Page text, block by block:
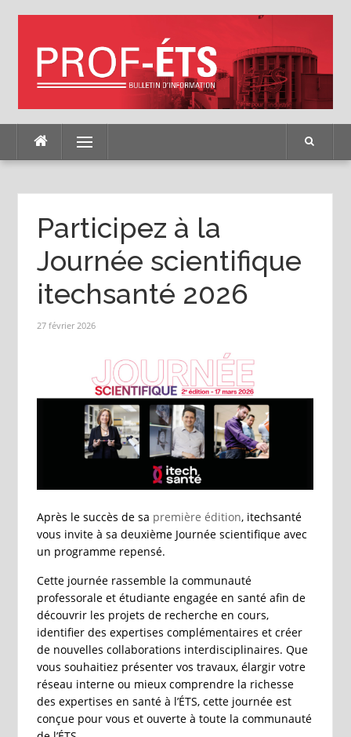
Menu
Participez à la
Journée scientifique
itechsanté 2026
27 février 2026
Après le succès de sa première édition, itechsanté
vous invite à sa deuxième Journée scientifique avec
un programme repensé.
Cette journée rassemble la communauté
professorale et étudiante engagée en santé afin de
découvrir les projets de recherche en cours,
identifier des expertises complémentaires et créer
de nouvelles collaborations interdisciplinaires. Que
vous souhaitiez présenter vos travaux, élargir votre
réseau interne ou mieux comprendre la richesse
des expertises en santé à l’ÉTS, cette journée est
conçue pour vous et ouverte à toute la communauté